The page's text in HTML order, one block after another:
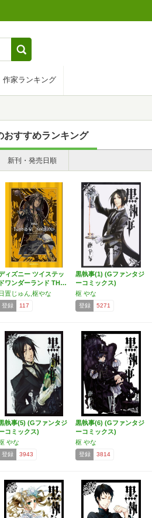
作家ランキング
おすすめランキング
新刊・発売日順
ィズニー ツイステッ
ドワンダーランド TH…
置じゅん,枢やな
登録 117
黒執事(1) (Gファンタジ
ーコミックス)
枢 やな
登録 5271
執事(5) (Gファンタジ
コミックス)
やな
登録 3943
黒執事(6) (Gファンタジ
ーコミックス)
枢 やな
登録 3814